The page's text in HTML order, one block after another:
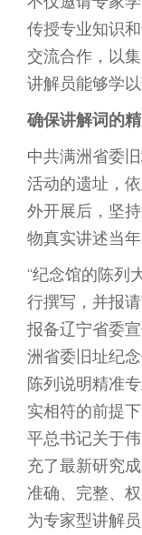
传授专业知识
交流合作，以
讲解员能够学
确保讲解词的
中共满洲省委
活动的遗址，
外开展后，坚
物真实讲述当年
“纪念馆的陈列
行撰写，并报
报备辽宁省委
洲省委旧址纪
陈列说明精准
实相符的前提
平总书记关于
充了最新研究
准确、完整、
为专家型讲解员